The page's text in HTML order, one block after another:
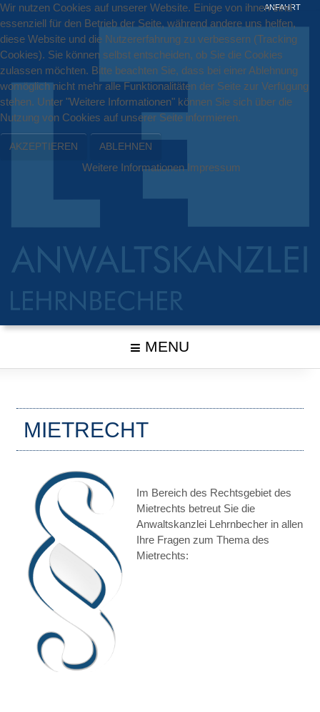
ANFAHRT
MENU
MIETRECHT
Im Bereich des Rechtsgebiet des
Mietrechts betreut Sie die
Anwaltskanzlei Lehrnbecher in allen
Ihre Fragen zum Thema des
Mietrechts:
Wir nutzen Cookies auf unserer Website. Einige von ihnen sind
essenziell für den Betrieb der Seite, während andere uns helfen,
diese Website und die Nutzererfahrung zu verbessern (Tracking
Cookies). Sie können selbst entscheiden, ob Sie die Cookies
zulassen möchten. Bitte beachten Sie, dass bei einer Ablehnung
womöglich nicht mehr alle Funktionalitäten der Seite zur Verfügung
stehen. Unter "Weitere Informationen" können Sie sich über die
Nutzung von Cookies auf unserer Seite informieren.
AKZEPTIEREN ABLEHNEN
Weitere Informationen Impressum